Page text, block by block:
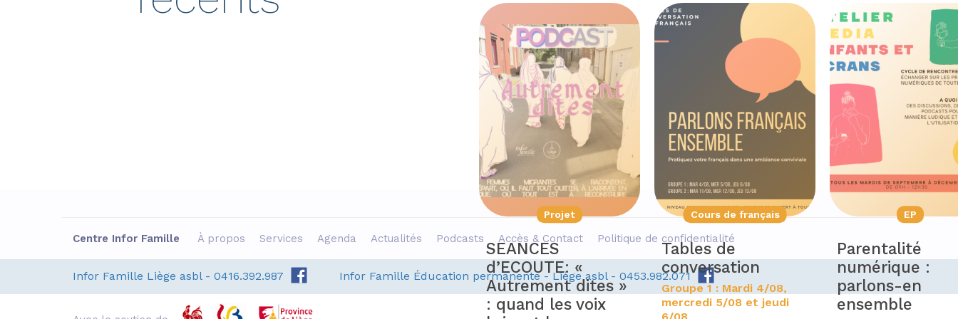
Ecoute collective
et expo: «
Créations croisées
: insécurités
SÉANCES
podcast Écran
Projet
SEANCES
d’ECOUTE: «
Autrement dites »
: quand les voix
Cours de français
Tables de
conversation
Groupe 1 : Mardi 4/08,
mercredi 5/08 et jeudi
6/08
EP
Parentalité
numérique :
parlons-en
ensemble
Centre Infor Famille À propos Services Agenda Actualités Podcasts Accès & Contact Politique de confidentialité
Infor Famille Liège asbl - 0416.392.987 Infor Famille Éducation permanente - Liège asbl - 0453.982.071